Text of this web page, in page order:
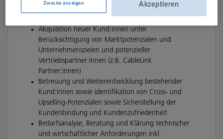
Zwecke anzeigen Akzeptieren